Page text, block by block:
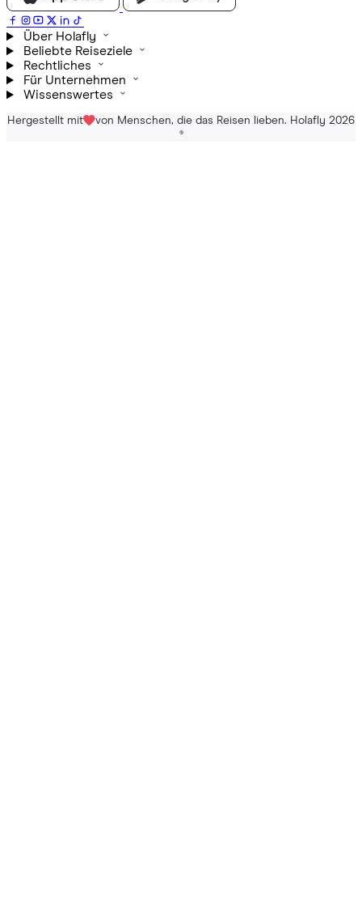
Über Holafly
Beliebte Reiseziele
Rechtliches
Für Unternehmen
Wissenswertes
Hergestellt mit von Menschen, die das Reisen lieben. Holafly 2026
®